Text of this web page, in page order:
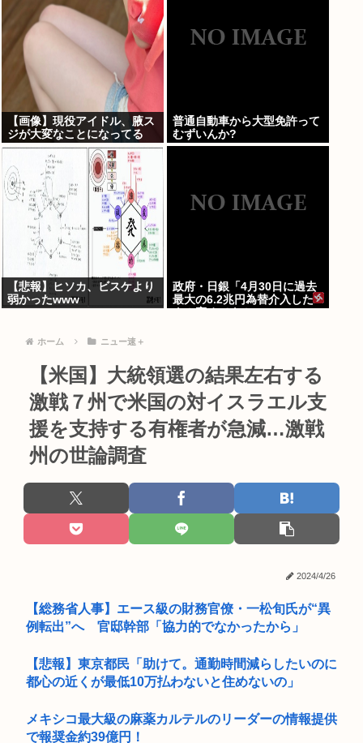
【画像】現役アイドル、腋ス
ジが大変なことになってる
www
普通自動車から大型免許って
むずいんか?
【悲報】ヒソカ、ビスケより
弱かったwww
政府・日銀「4月30日に過去
最大の6.2兆円為替介入した
ホーム ニュー速＋
【米国】大統領選の結果左右する
激戦７州で米国の対イスラエル支
援を支持する有権者が急減…激戦
州の世論調査
2024/4/26
【総務省人事】エース級の財務官僚・一松旬氏が“異
例転出”へ 官邸幹部「協力的でなかったから」
【悲報】東京都民「助けて。通勤時間減らしたいのに
都心の近くが最低10万払わないと住めないの」
メキシコ最大級の麻薬カルテルのリーダーの情報提供
で報奨金約39億円！